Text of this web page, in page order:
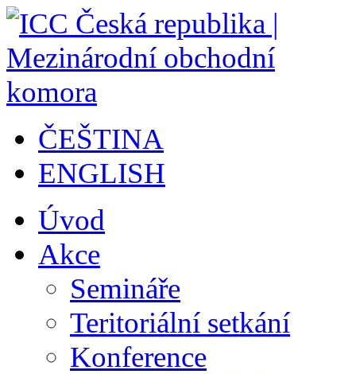
ČEŠTINA
ENGLISH
Úvod
Akce
Semináře
Teritoriální setkání
Konference